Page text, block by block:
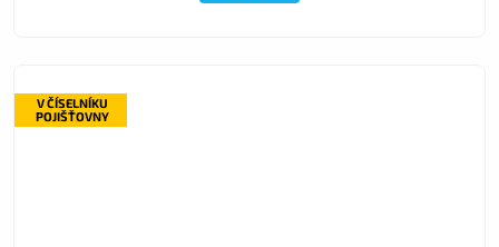
V ČÍSELNÍKU
POJIŠŤOVNY